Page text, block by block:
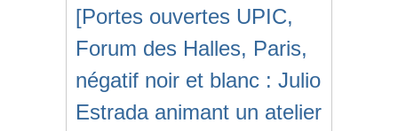
[Portes ouvertes UPIC,
Forum des Halles, Paris,
négatif noir et blanc : Julio
Estrada animant un atelier